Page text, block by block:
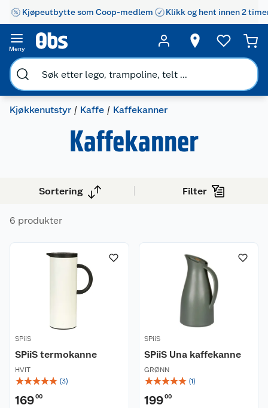
Kjøpeutbytte som Coop-medlem Klikk og hent innen 2
Meny
Kjøkkenutstyr Kaffe Kaffekanner
Kaffekanner
Sortering Filter
6 produkter
SPiiS
SPiiS termokanne
HVIT
☆☆☆☆☆ (3)
16900
SPiiS
SPiiS Una kaffekanne
GRØNN
☆☆☆☆☆ (1)
19900